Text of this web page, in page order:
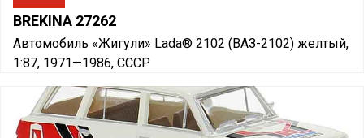
BREKINA 27262
Автомобиль «Жигули» Lada® 2102 (ВАЗ-2102) желтый,
1:87, 1971—1986, СССР